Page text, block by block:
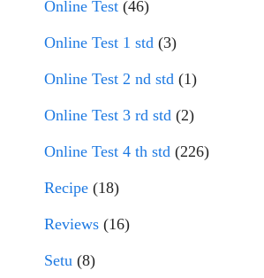
Online Test (46)
Online Test 1 std (3)
Online Test 2 nd std (1)
Online Test 3 rd std (2)
Online Test 4 th std (226)
Recipe (18)
Reviews (16)
Setu (8)